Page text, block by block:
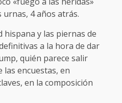
urnas, 4 años atrás.
hispana y las piernas de
a la hora de dar
quién parece salir
las encuestas, en
en la composición